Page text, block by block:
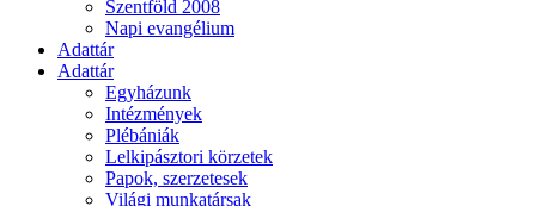
Szentföld 2008
Napi evangélium
Adattár
Adattár
Egyházunk
Intézmények
Plébániák
Lelkipásztori körzetek
Papok, szerzetesek
Világi munkatársak